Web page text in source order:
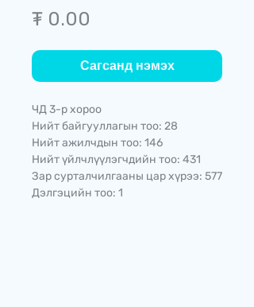
₮ 0.00
Сагсанд нэмэх
ЧД 3-р хороо
Нийт байгууллагын тоо: 28
Нийт ажилчдын тоо: 146
Нийт үйлчлүүлэгчдийн тоо: 431
Зар сурталчилгааны цар хүрээ: 577
Дэлгэцийн тоо: 1